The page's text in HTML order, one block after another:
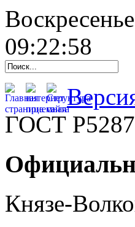
09:22:59
ГОСТ
Князе-